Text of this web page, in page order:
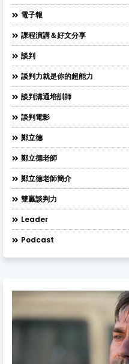
電子報
課程演講＆好文分享
談判
談判力就是你的超能力
談判溝通培訓師
談判電影
鄭立德
鄭立德老師
鄭立德老師簡介
雙贏談判力
Leader
Podcast